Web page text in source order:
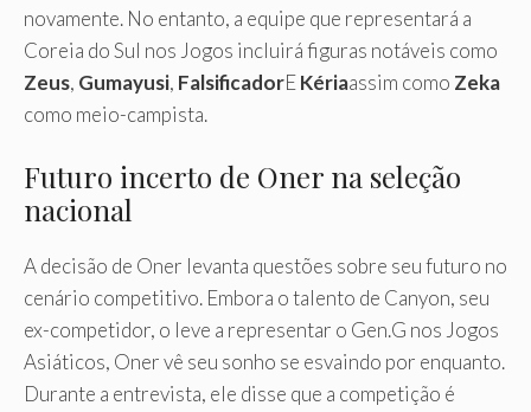
novamente. No entanto, a equipe que representará a
Coreia do Sul nos Jogos incluirá figuras notáveis ​​como
Zeus, Gumayusi, FalsificadorEKériaassim como Zeka
como meio-campista.
Futuro incerto de Oner na seleção
nacional
A decisão de Oner levanta questões sobre seu futuro no
cenário competitivo. Embora o talento de Canyon, seu
ex-competidor, o leve a representar o Gen.G nos Jogos
Asiáticos, Oner vê seu sonho se esvaindo por enquanto.
Durante a entrevista, ele disse que a competição é